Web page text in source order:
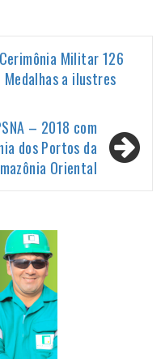
Militar 126
Medalhas a ilustres
– 2018 com
dos Portos da
Oriental